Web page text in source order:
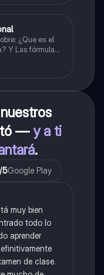
¿Que es el
Y Las fórmulas
—y a ti
.
/5Google Play
muy bien
todo lo
aprender
de clase.